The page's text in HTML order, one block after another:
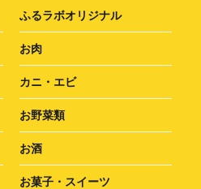
ふるラボオリジナル
お肉
カニ・エビ
お野菜類
お酒
お菓子・スイーツ